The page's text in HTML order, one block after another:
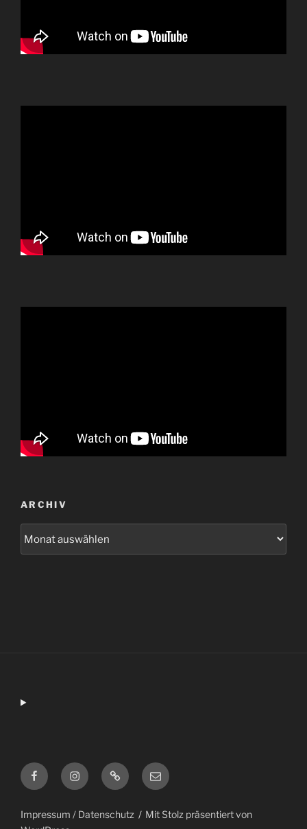
ARCHIV
FacebookInstagramImpressum
/
cpd-
meissen@lwp.info
Impressum / Datenschutz
Mit Stolz präsentiert von